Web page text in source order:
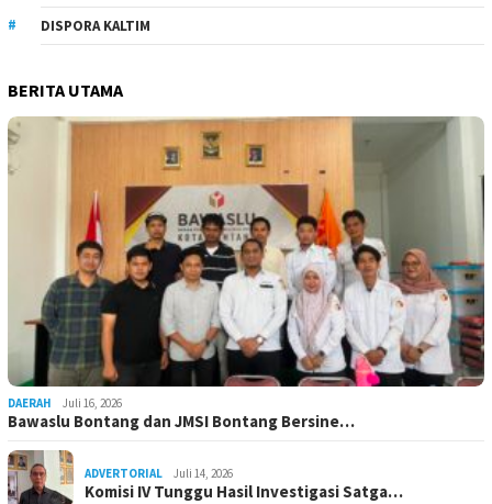
DISPORA KALTIM
BERITA UTAMA
DAERAH Juli 16, 2026
Bawaslu Bontang dan JMSI Bontang Bersine…
ADVERTORIAL Juli 14, 2026
Komisi IV Tunggu Hasil Investigasi Satga…